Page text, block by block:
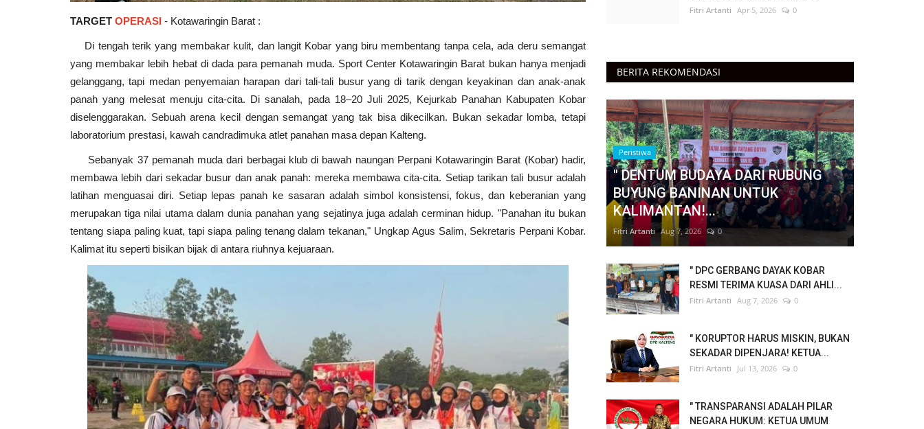
TARGET OPERASI - Kotawaringin Barat :
Di tengah terik yang membakar kulit, dan langit Kobar yang biru membentang tanpa cela, ada deru semangat
yang membakar lebih hebat di dada para pemanah muda. Sport Center Kotawaringin Barat bukan hanya menjadi
gelanggang, tapi medan penyemaian harapan dari tali-tali busur yang di tarik dengan keyakinan dan anak-anak
panah yang melesat menuju cita-cita. Di sanalah, pada 18–20 Juli 2025, Kejurkab Panahan Kabupaten Kobar
diselenggarakan. Sebuah arena kecil dengan semangat yang tak bisa dikecilkan. Bukan sekadar lomba, tetapi
laboratorium prestasi, kawah candradimuka atlet panahan masa depan Kalteng.
Sebanyak 37 pemanah muda dari berbagai klub di bawah naungan Perpani Kotawaringin Barat (Kobar) hadir,
membawa lebih dari sekadar busur dan anak panah: mereka membawa cita-cita. Setiap tarikan tali busur adalah
latihan menguasai diri. Setiap lepas panah ke sasaran adalah simbol konsistensi, fokus, dan keberanian yang
merupakan tiga nilai utama dalam dunia panahan yang sejatinya juga adalah cerminan hidup. "Panahan itu bukan
tentang siapa paling kuat, tapi siapa paling tenang dalam tekanan," Ungkap Agus Salim, Sekretaris Perpani Kobar.
Kalimat itu seperti bisikan bijak di antara riuhnya kejuaraan.
Fitri Artanti Apr 5, 2026 0
BERITA REKOMENDASI
Peristiwa
" DENTUM BUDAYA DARI RUBUNG
BUYUNG BANINAN UNTUK
KALIMANTAN!...
Fitri Artanti Aug 7, 2026 0
" DPC GERBANG DAYAK KOBAR
RESMI TERIMA KUASA DARI AHLI...
Fitri Artanti Aug 7, 2026 0
" KORUPTOR HARUS MISKIN, BUKAN
SEKADAR DIPENJARA! KETUA...
Fitri Artanti Jul 13, 2026 0
" TRANSPARANSI ADALAH PILAR
NEGARA HUKUM: KETUA UMUM